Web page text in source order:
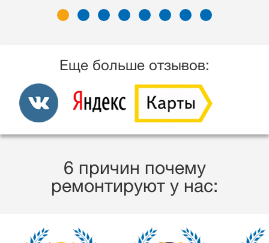
Еще больше отзывов:
6 причин почему
ремонтируют у нас: